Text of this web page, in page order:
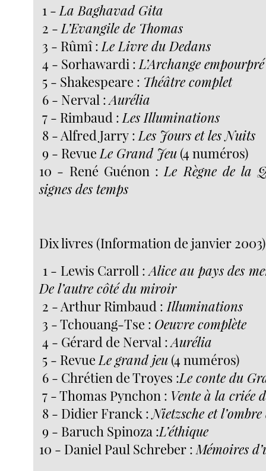
1 - La Baghavad Gita
2 - L’Evangile de Thomas
3 - Rûmî : Le Livre du Dedans
4 - Sorhawardi : L’Archange empourpré
5 - Shakespeare : Théâtre complet
6 - Nerval :Aurélia
7 - Rimbaud : Les Illuminations
8 - Alfred Jarry : Les Jours et les Nuits
9 - Revue Le Grand Jeu (4 numéros)
10 - René Guénon : Le Règne de la
signes des temps
Dix livres (Information de janvier 2003)
1 - Lewis Carroll :Alice au pays des
De l’autre côté du miroir
2 - Arthur Rimbaud : Illuminations
3 - Tchouang-Tse : Oeuvre complète
4 - Gérard de Nerval :Aurélia
5 - Revue Le grand jeu (4 numéros)
6 - Chrétien de Troyes :Le conte du
7 - Thomas Pynchon : Vente à la criée
8 - Didier Franck :Nietzsche et
9 - Baruch Spinoza :L’éthique
10 - Daniel Paul Schreber : Mémoires